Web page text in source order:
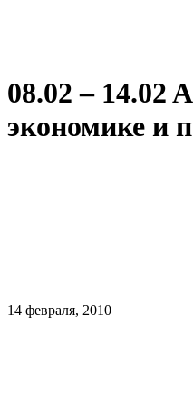
08.02 – 14.02
экономике и
14 февраля, 2010